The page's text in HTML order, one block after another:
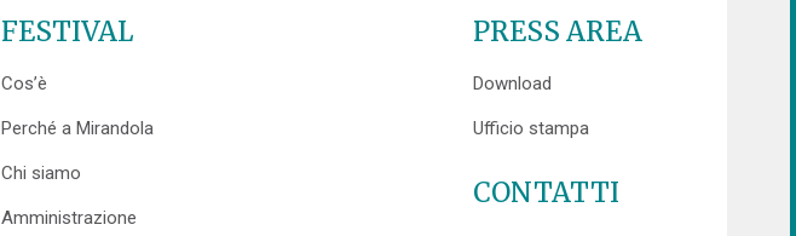
FESTIVAL
Cos’è
Perché a Mirandola
Chi siamo
Amministrazione
PRESS AREA
Download
Ufficio stampa
CONTATTI